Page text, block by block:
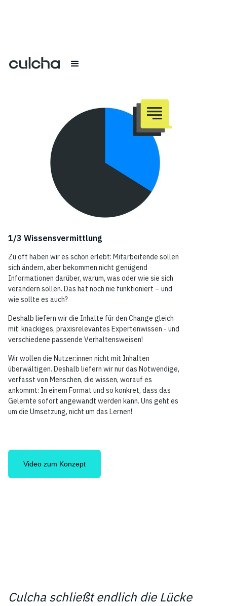
1/3 Wissensvermittlung
Zu oft haben wir es schon erlebt: Mitarbeitende sollen
sich ändern, aber bekommen nicht genügend
Informationen darüber, warum, was oder wie sie sich
verändern sollen. Das hat noch nie funktioniert – und
wie sollte es auch?
Deshalb liefern wir die Inhalte für den Change gleich
mit: knackiges, praxisrelevantes Expertenwissen - und
verschiedene passende Verhaltensweisen!
Wir wollen die Nutzer:innen nicht mit Inhalten
überwältigen. Deshalb liefern wir nur das Notwendige,
verfasst von Menschen, die wissen, worauf es
ankommt: In einem Format und so konkret, dass das
Gelernte sofort angewandt werden kann. Uns geht es
um die Umsetzung, nicht um das Lernen!
Video zum Konzept
Culcha schließt endlich die Lücke